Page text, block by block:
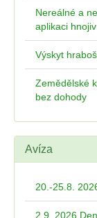
Nereálné a
aplikaci hnojiv
Výskyt
Zemědělské
bez dohody
Avíza
20.-25.8.
2.9. 2026